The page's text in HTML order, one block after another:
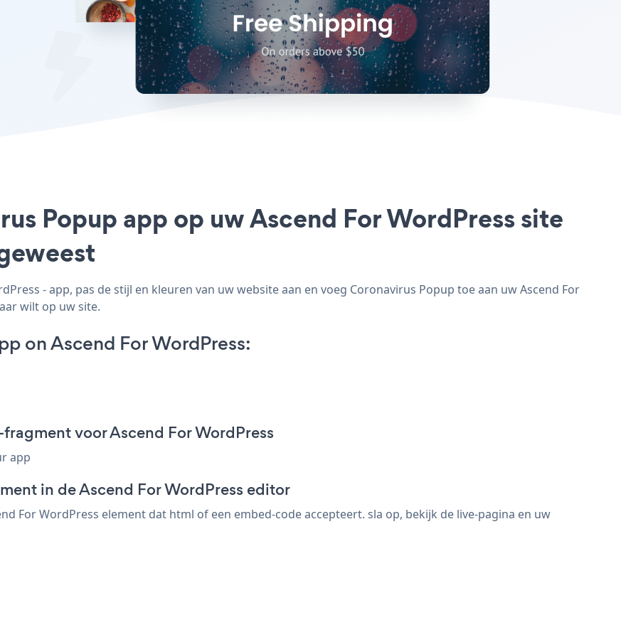
Popup app op uw Ascend For WordPress site
- app, pas de stijl en kleuren van uw website aan en voeg Coronavirus Popup toe aan uw Ascend For
wilt op uw site.
on Ascend For WordPress:
voor Ascend For WordPress
app
in de Ascend For WordPress editor
For WordPress element dat html of een embed-code accepteert. sla op, bekijk de live-pagina en uw